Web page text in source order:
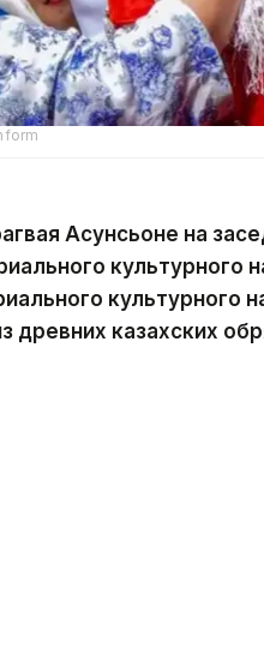
Асунсьоне на
культурного
культурного
древних казахских